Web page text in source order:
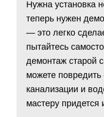
Нужна установка
теперь нужен
— это легко
пытайтесь
демонтаж старой
можете
канализации и
мастеру придется